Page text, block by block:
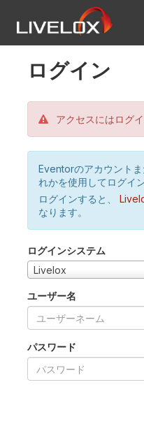
ログイン
アクセスにはログ
Eventorのアカウント
れかを使用してログイ
ログインすると、
なります。
ログインシステム
Livelox
ユーザー名
パスワード